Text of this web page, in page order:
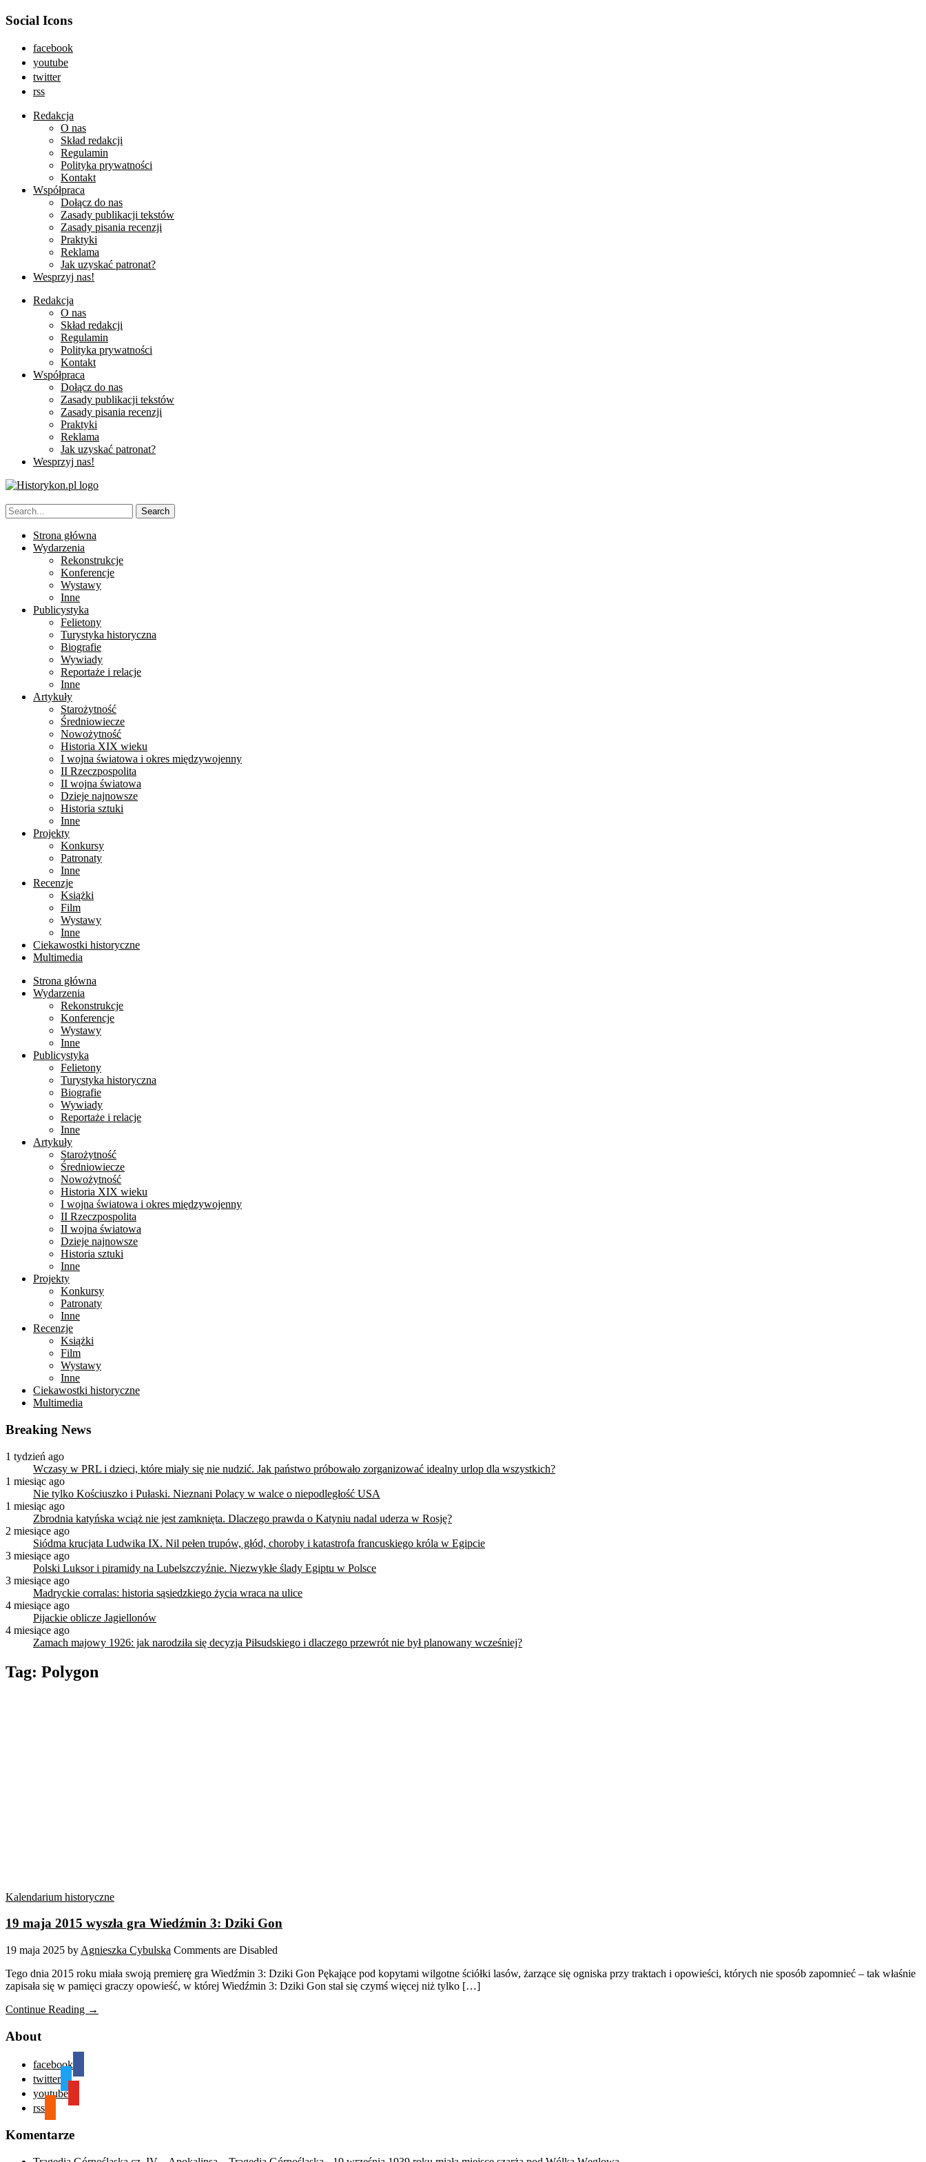
Social Icons
facebook
youtube
twitter
rss
Redakcja
O nas
Skład redakcji
Regulamin
Polityka prywatności
Kontakt
Współpraca
Dołącz do nas
Zasady publikacji tekstów
Zasady pisania recenzji
Praktyki
Reklama
Jak uzyskać patronat?
Wesprzyj nas!
Redakcja
O nas
Skład redakcji
Regulamin
Polityka prywatności
Kontakt
Współpraca
Dołącz do nas
Zasady publikacji tekstów
Zasady pisania recenzji
Praktyki
Reklama
Jak uzyskać patronat?
Wesprzyj nas!
Strona główna
Wydarzenia
Rekonstrukcje
Konferencje
Wystawy
Inne
Publicystyka
Felietony
Turystyka historyczna
Biografie
Wywiady
Reportaże i relacje
Inne
Artykuły
Starożytność
Średniowiecze
Nowożytność
Historia XIX wieku
I wojna światowa i okres międzywojenny
II Rzeczpospolita
II wojna światowa
Dzieje najnowsze
Historia sztuki
Inne
Projekty
Konkursy
Patronaty
Inne
Recenzje
Książki
Film
Wystawy
Inne
Ciekawostki historyczne
Multimedia
Strona główna
Wydarzenia
Rekonstrukcje
Konferencje
Wystawy
Inne
Publicystyka
Felietony
Turystyka historyczna
Biografie
Wywiady
Reportaże i relacje
Inne
Artykuły
Starożytność
Średniowiecze
Nowożytność
Historia XIX wieku
I wojna światowa i okres międzywojenny
II Rzeczpospolita
II wojna światowa
Dzieje najnowsze
Historia sztuki
Inne
Projekty
Konkursy
Patronaty
Inne
Recenzje
Książki
Film
Wystawy
Inne
Ciekawostki historyczne
Multimedia
Breaking News
1 tydzień ago
Wczasy w PRL i dzieci, które miały się nie nudzić. Jak państwo próbowało zorganizować idealny urlop dla wszystkich?
1 miesiąc ago
Nie tylko Kościuszko i Pułaski. Nieznani Polacy w walce o niepodległość USA
1 miesiąc ago
Zbrodnia katyńska wciąż nie jest zamknięta. Dlaczego prawda o Katyniu nadal uderza w Rosję?
2 miesiące ago
Siódma krucjata Ludwika IX. Nil pełen trupów, głód, choroby i katastrofa francuskiego króla w Egipcie
3 miesiące ago
Polski Luksor i piramidy na Lubelszczyźnie. Niezwykłe ślady Egiptu w Polsce
3 miesiące ago
Madryckie corralas: historia sąsiedzkiego życia wraca na ulice
4 miesiące ago
Pijackie oblicze Jagiellonów
4 miesiące ago
Zamach majowy 1926: jak narodziła się decyzja Piłsudskiego i dlaczego przewrót nie był planowany wcześniej?
Tag: Polygon
Kalendarium historyczne
19 maja 2015 wyszła gra Wiedźmin 3: Dziki Gon
19 maja 2025 by Agnieszka Cybulska Comments are Disabled
Tego dnia 2015 roku miała swoją premierę gra Wiedźmin 3: Dziki Gon Pękające pod kopytami wilgotne ściółki lasów, żarzące się ogniska przy traktach i opowieści, których nie sposób zapomnieć – tak właśnie
zapisała się w pamięci graczy opowieść, w której Wiedźmin 3: Dziki Gon stał się czymś więcej niż tylko […]
Continue Reading →
About
facebook
twitter
youtube
rss
Komentarze